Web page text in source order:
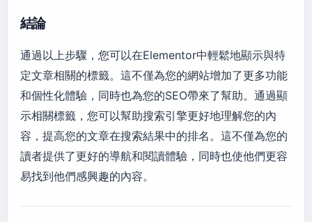
結論
通過以上步驟，您可以在Elementor中輕鬆地顯示與特
定文章相關的標籤。這不僅為您的網站增加了更多功能
和個性化體驗，同時也為您的SEO帶來了幫助。通過顯
示相關標籤，您可以幫助搜索引擎更好地理解您的內
容，提高您的文章在搜索結果中的排名。這不僅為您的
讀者提供了更好的導航和閱讀體驗，同時也使他們更容
易找到他們感興趣的內容。